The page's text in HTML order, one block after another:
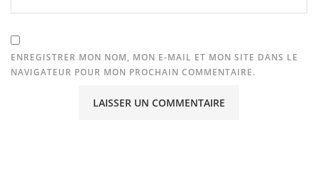
ENREGISTRER MON NOM, MON E-MAIL ET MON SITE DANS LE
NAVIGATEUR POUR MON PROCHAIN COMMENTAIRE.